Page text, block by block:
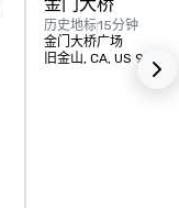
金门大桥
历史地标15分钟
金门大桥广场
旧金山, CA, US 94129